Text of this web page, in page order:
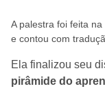
A palestra foi feita
e contou com
Ela finalizou seu
pirâmide do